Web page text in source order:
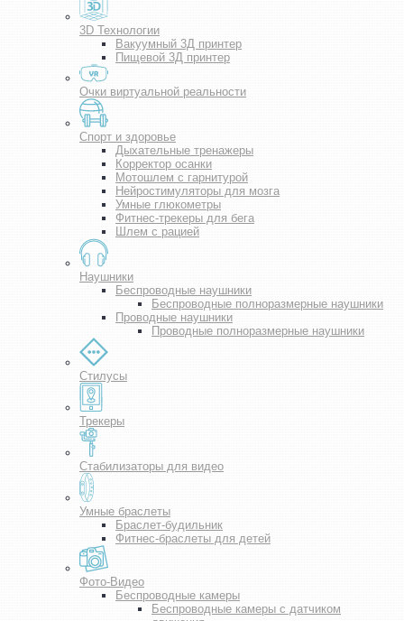
3D Технологии
Вакуумный 3Д принтер
Пищевой 3Д принтер
Очки виртуальной реальности
Спорт и здоровье
Дыхательные тренажеры
Корректор осанки
Мотошлем с гарнитурой
Нейростимуляторы для мозга
Умные глюкометры
Фитнес-трекеры для бега
Шлем с рацией
Наушники
Беспроводные наушники
Беспроводные полноразмерные наушники
Проводные наушники
Проводные полноразмерные наушники
Стилусы
Трекеры
Стабилизаторы для видео
Умные браслеты
Браслет-будильник
Фитнес-браслеты для детей
Фото-Видео
Беспроводные камеры
Беспроводные камеры с датчиком